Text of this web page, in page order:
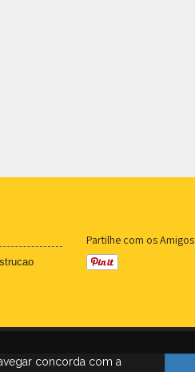
Partilhe com os Amigos
concorda com a